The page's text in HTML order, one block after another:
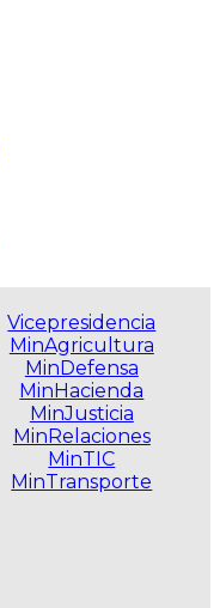
Vicepresidencia
MinAgricultura
MinDefensa
MinHacienda
MinJusticia
MinRelaciones
MinTIC
MinTransporte